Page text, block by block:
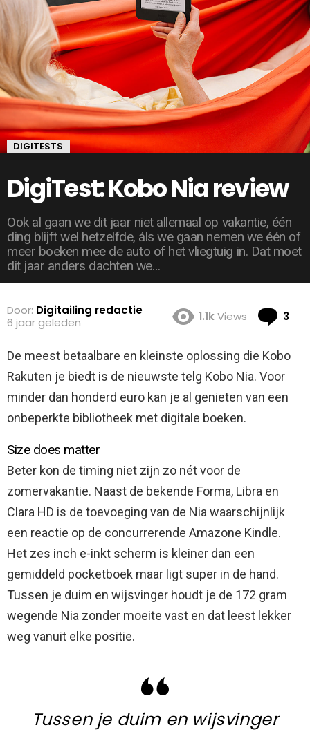
DIGITESTS
DigiTest: Kobo Nia review
Ook al gaan we dit jaar niet allemaal op vakantie, één
ding blijft wel hetzelfde, áls we gaan nemen we één of
meer boeken mee de auto of het vliegtuig in. Dat moet
dit jaar anders dachten we…
Door: Digitailing redactie
6 jaar geleden
1.1kViews 3
De meest betaalbare en kleinste oplossing die Kobo
Rakuten je biedt is de nieuwste telg Kobo Nia. Voor
minder dan honderd euro kan je al genieten van een
onbeperkte bibliotheek met digitale boeken.
Size does matter
Beter kon de timing niet zijn zo nét voor de
zomervakantie. Naast de bekende Forma, Libra en
Clara HD is de toevoeging van de Nia waarschijnlijk
een reactie op de concurrerende Amazone Kindle.
Het zes inch e-inkt scherm is kleiner dan een
gemiddeld pocketboek maar ligt super in de hand.
Tussen je duim en wijsvinger houdt je de 172 gram
wegende Nia zonder moeite vast en dat leest lekker
weg vanuit elke positie.
Tussen je duim en wijsvinger